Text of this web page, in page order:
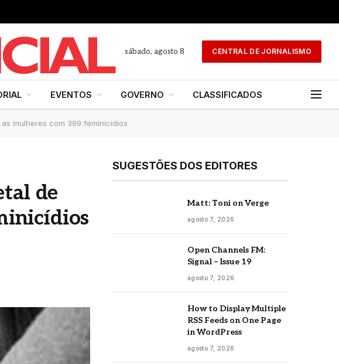
sábado, agosto 8 CENTRAL DE JORNALISMO
EVENTOS GOVERNO CLASSIFICADOS
mulheres com 399 feminicídios
de
SUGESTÕES DOS EDITORES
Matt: Toni on Verge
agosto 7, 2026
Open Channels FM:
Signal – Issue 19
agosto 7, 2026
How to Display Multiple
RSS Feeds on One Page
in WordPress
agosto 7, 2026